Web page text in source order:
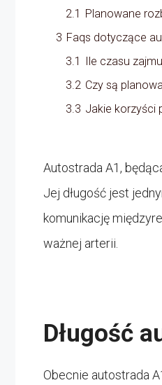
2.1
Planowane
3 Faqs dotyczące
3.1
Ile czasu
3.2 Czy są
3.3 Jakie korzyści
Autostrada A1,
Jej długość jest
komunikację
ważnej arterii.
Długość
Obecnie autostrada